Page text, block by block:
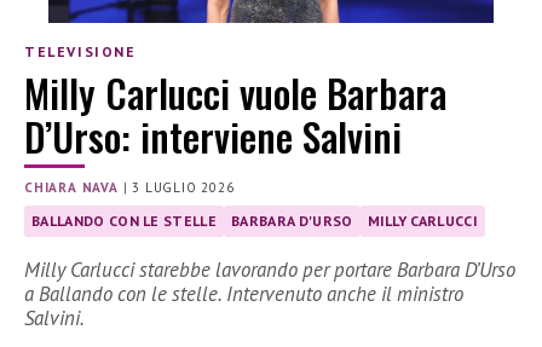
TELEVISIONE
Milly Carlucci vuole Barbara
D’Urso: interviene Salvini
CHIARA NAVA |3 LUGLIO 2026
BALLANDO CON LE STELLE BARBARA D'URSO MILLY CARLUCCI
Milly Carlucci starebbe lavorando per portare Barbara D’Urso
a Ballando con le stelle. Intervenuto anche il ministro
Salvini.